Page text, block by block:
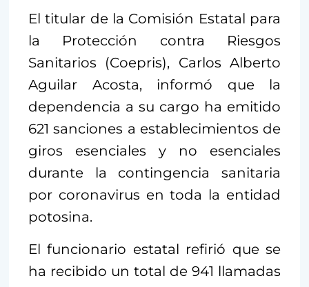
El titular de la Comisión Estatal para
la Protección contra Riesgos
Sanitarios (Coepris), Carlos Alberto
Aguilar Acosta, informó que la
dependencia a su cargo ha emitido
621 sanciones a establecimientos de
giros esenciales y no esenciales
durante la contingencia sanitaria
por coronavirus en toda la entidad
potosina.
El funcionario estatal refirió que se
ha recibido un total de 941 llamadas